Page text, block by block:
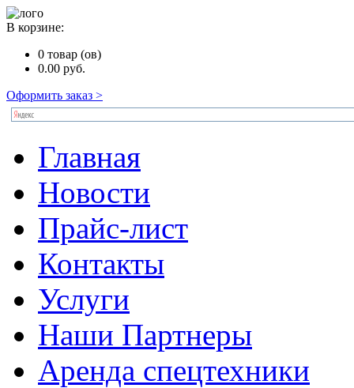
В корзине:
0 товар (ов)
0.00 руб.
Оформить заказ >
Главная
Новости
Прайс-лист
Контакты
Услуги
Наши Партнеры
Аренда спецтехники